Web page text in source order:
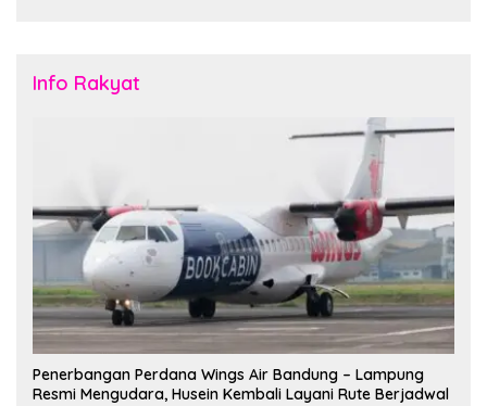
Info Rakyat
Penerbangan Perdana Wings Air Bandung – Lampung
Resmi Mengudara, Husein Kembali Layani Rute Berjadwal